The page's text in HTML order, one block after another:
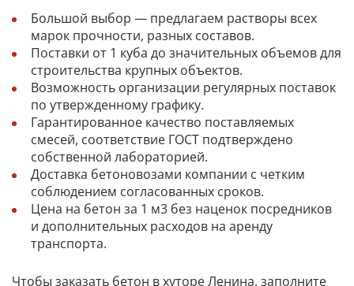
Большой выбор — предлагаем растворы всех
марок прочности, разных составов.
Поставки от 1 куба до значительных объемов для
строительства крупных объектов.
Возможность организации регулярных поставок
по утвержденному графику.
Гарантированное качество поставляемых
смесей, соответствие ГОСТ подтверждено
собственной лабораторией.
Доставка бетоновозами компании с четким
соблюдением согласованных сроков.
Цена на бетон за 1 м3 без наценок посредников
и дополнительных расходов на аренду
транспорта.
Чтобы заказать бетон в хуторе Ленина, заполните